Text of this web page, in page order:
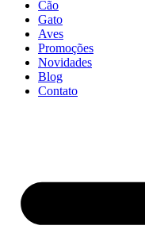
Cão
Gato
Aves
Promoções
Novidades
Blog
Contato